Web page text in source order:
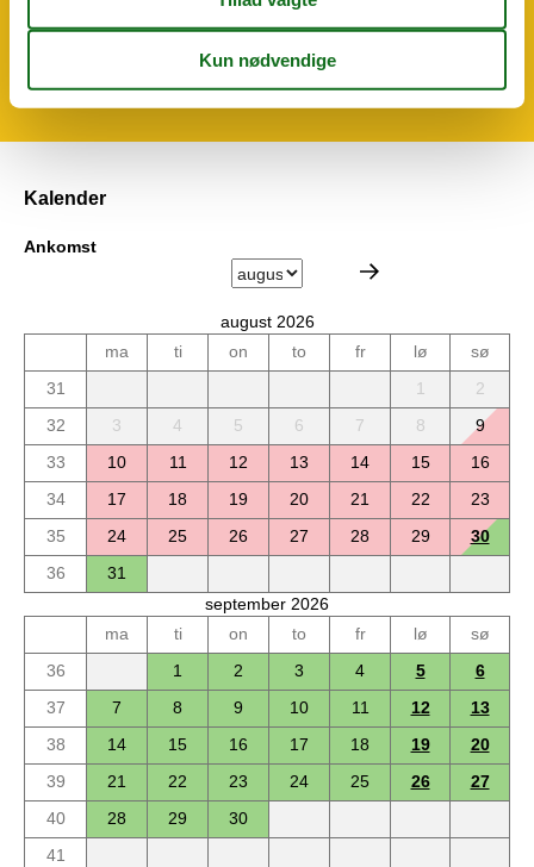
Udendørs faciliteter
Kalender
Ankomst
august 2026
ma
ti on to fr lø
sø
31
1
2
32
3 4 5 6 7 8
9
33
10 11 12 13 14 15
16
34
17 18 19 20 21 22
23
35
24 25 26 27 28 29
30
36
31
september 2026
ma
ti on to fr lø
sø
36
1 2 3 4 5
6
37
7 8 9 10 11 12
13
38
14 15 16 17 18 19
20
39
21 22 23 24 25 26
27
40
28 29
30
41